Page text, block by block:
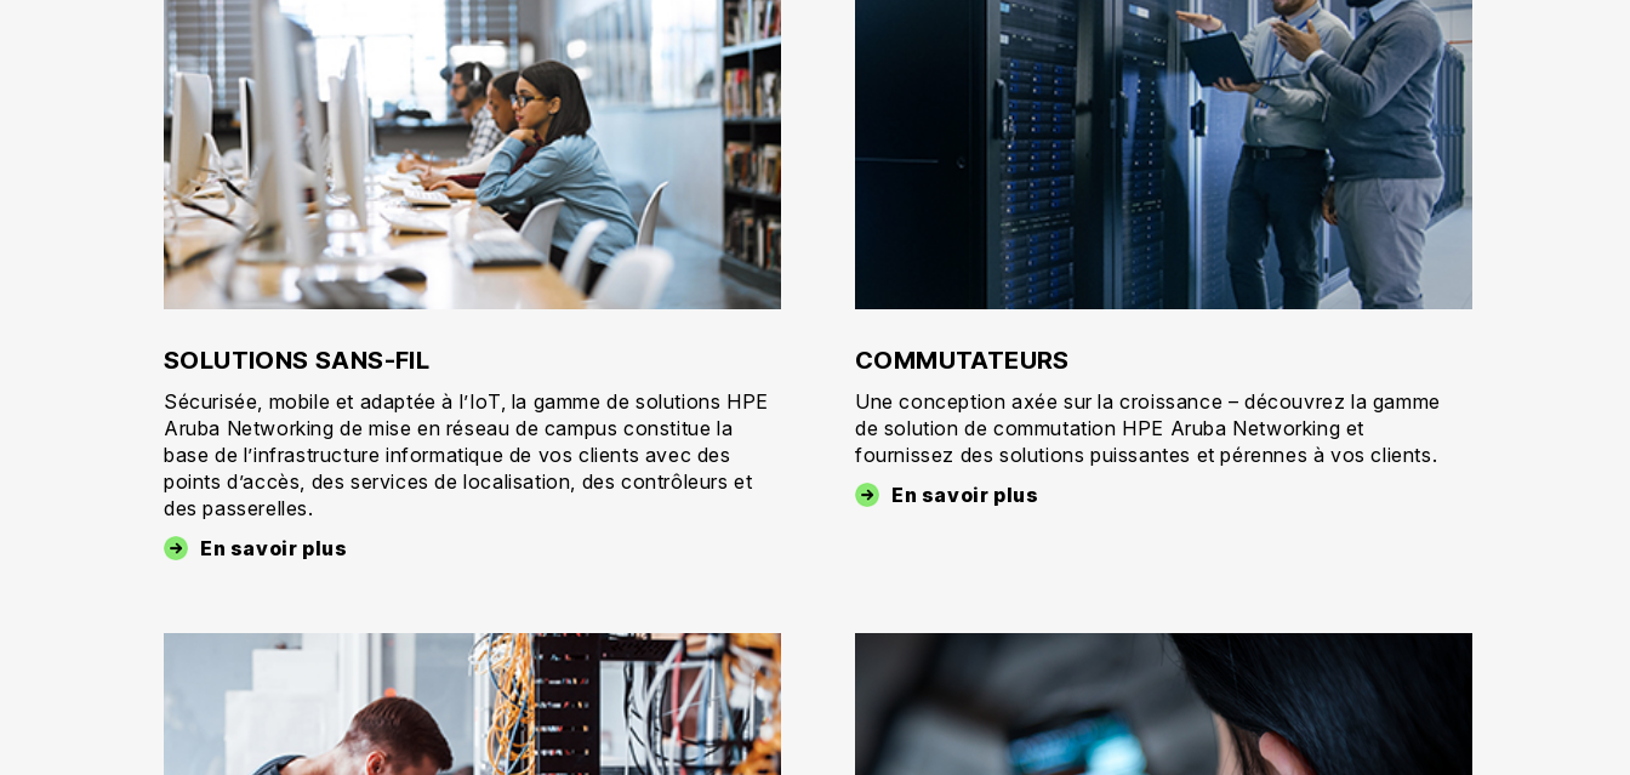
SOLUTIONS SANS-FIL
Sécurisée, mobile et adaptée à l’IoT, la gamme de solutions HPE
Aruba Networking de mise en réseau de campus constitue la
base de l’infrastructure informatique de vos clients avec des
points d’accès, des services de localisation, des contrôleurs et
des passerelles.
En savoir plus
COMMUTATEURS
Une conception axée sur la croissance – découvrez la gamme
de solution de commutation HPE Aruba Networking et
fournissez des solutions puissantes et pérennes à vos clients.
En savoir plus